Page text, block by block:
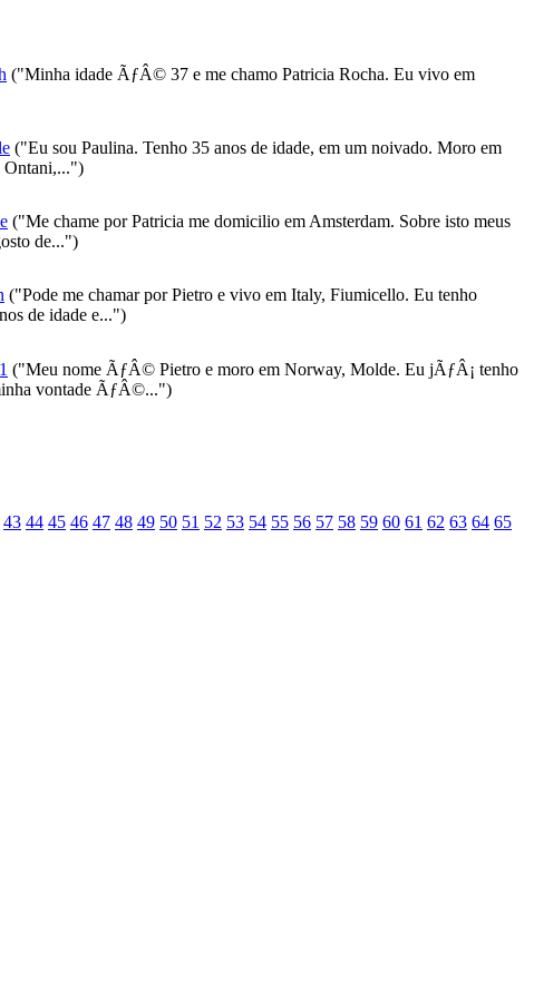
("Minha idade ÃƒÂ© 37 e me chamo Patricia Rocha. Eu vivo em
("Eu sou Paulina. Tenho 35 anos de idade, em um noivado. Moro em
Ontani,...")
("Me chame por Patricia me domicilio em Amsterdam. Sobre isto meus
de...")
("Pode me chamar por Pietro e vivo em Italy, Fiumicello. Eu tenho
de idade e...")
("Meu nome ÃƒÂ© Pietro e moro em Norway, Molde. Eu jÃƒÂ¡ tenho
vontade ÃƒÂ©...")
43 44 45 46 47 48 49 50 51 52 53 54 55 56 57 58 59 60 61 62 63 64 65